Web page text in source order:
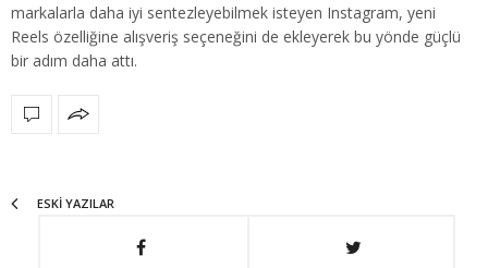
markalarla daha iyi sentezleyebilmek isteyen Instagram, yeni
Reels özelliğine alışveriş seçeneğini de ekleyerek bu yönde güçlü
bir adım daha attı.
ESKI YAZILAR